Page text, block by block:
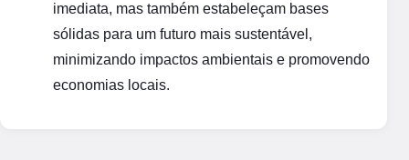
imediata, mas também estabeleçam bases
sólidas para um futuro mais sustentável,
minimizando impactos ambientais e promovendo
economias locais.